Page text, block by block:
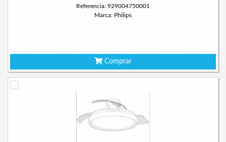
Referencia: 929004750001
Marca: Philips
Comprar